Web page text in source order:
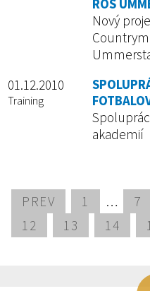
ROS
Nový
01.12.2010
Training
akademií
PREV 1 … 7
12
13 14